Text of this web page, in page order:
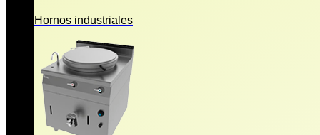
Hornos industriales